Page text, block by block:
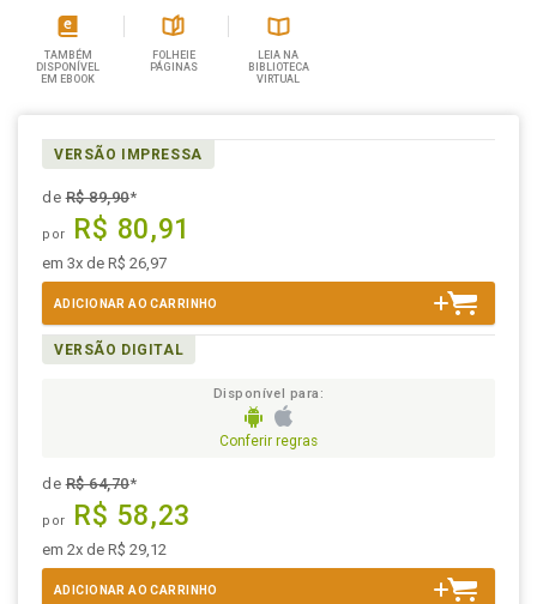
TAMBÉM
DISPONÍVEL
EM EBOOK
FOLHEIE
PÁGINAS
LEIA NA
BIBLIOTECA
VIRTUAL
VERSÃO IMPRESSA
deR$ 89,90*
por R$ 80,91
em 3x de R$ 26,97
ADICIONAR AO CARRINHO
VERSÃO DIGITAL
Disponível para:
Conferir regras
deR$ 64,70*
por R$ 58,23
em 2x de R$ 29,12
ADICIONAR AO CARRINHO